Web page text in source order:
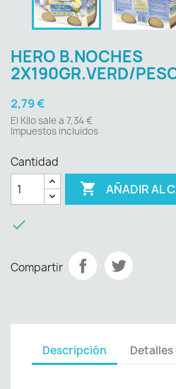
HERO B.NOCHES
2X190GR.VERD/
2,79 €
El Kilo sale a 7,34 €
Impuestos incluidos
Cantidad
 AÑADIR AL

Compartir
Descripción